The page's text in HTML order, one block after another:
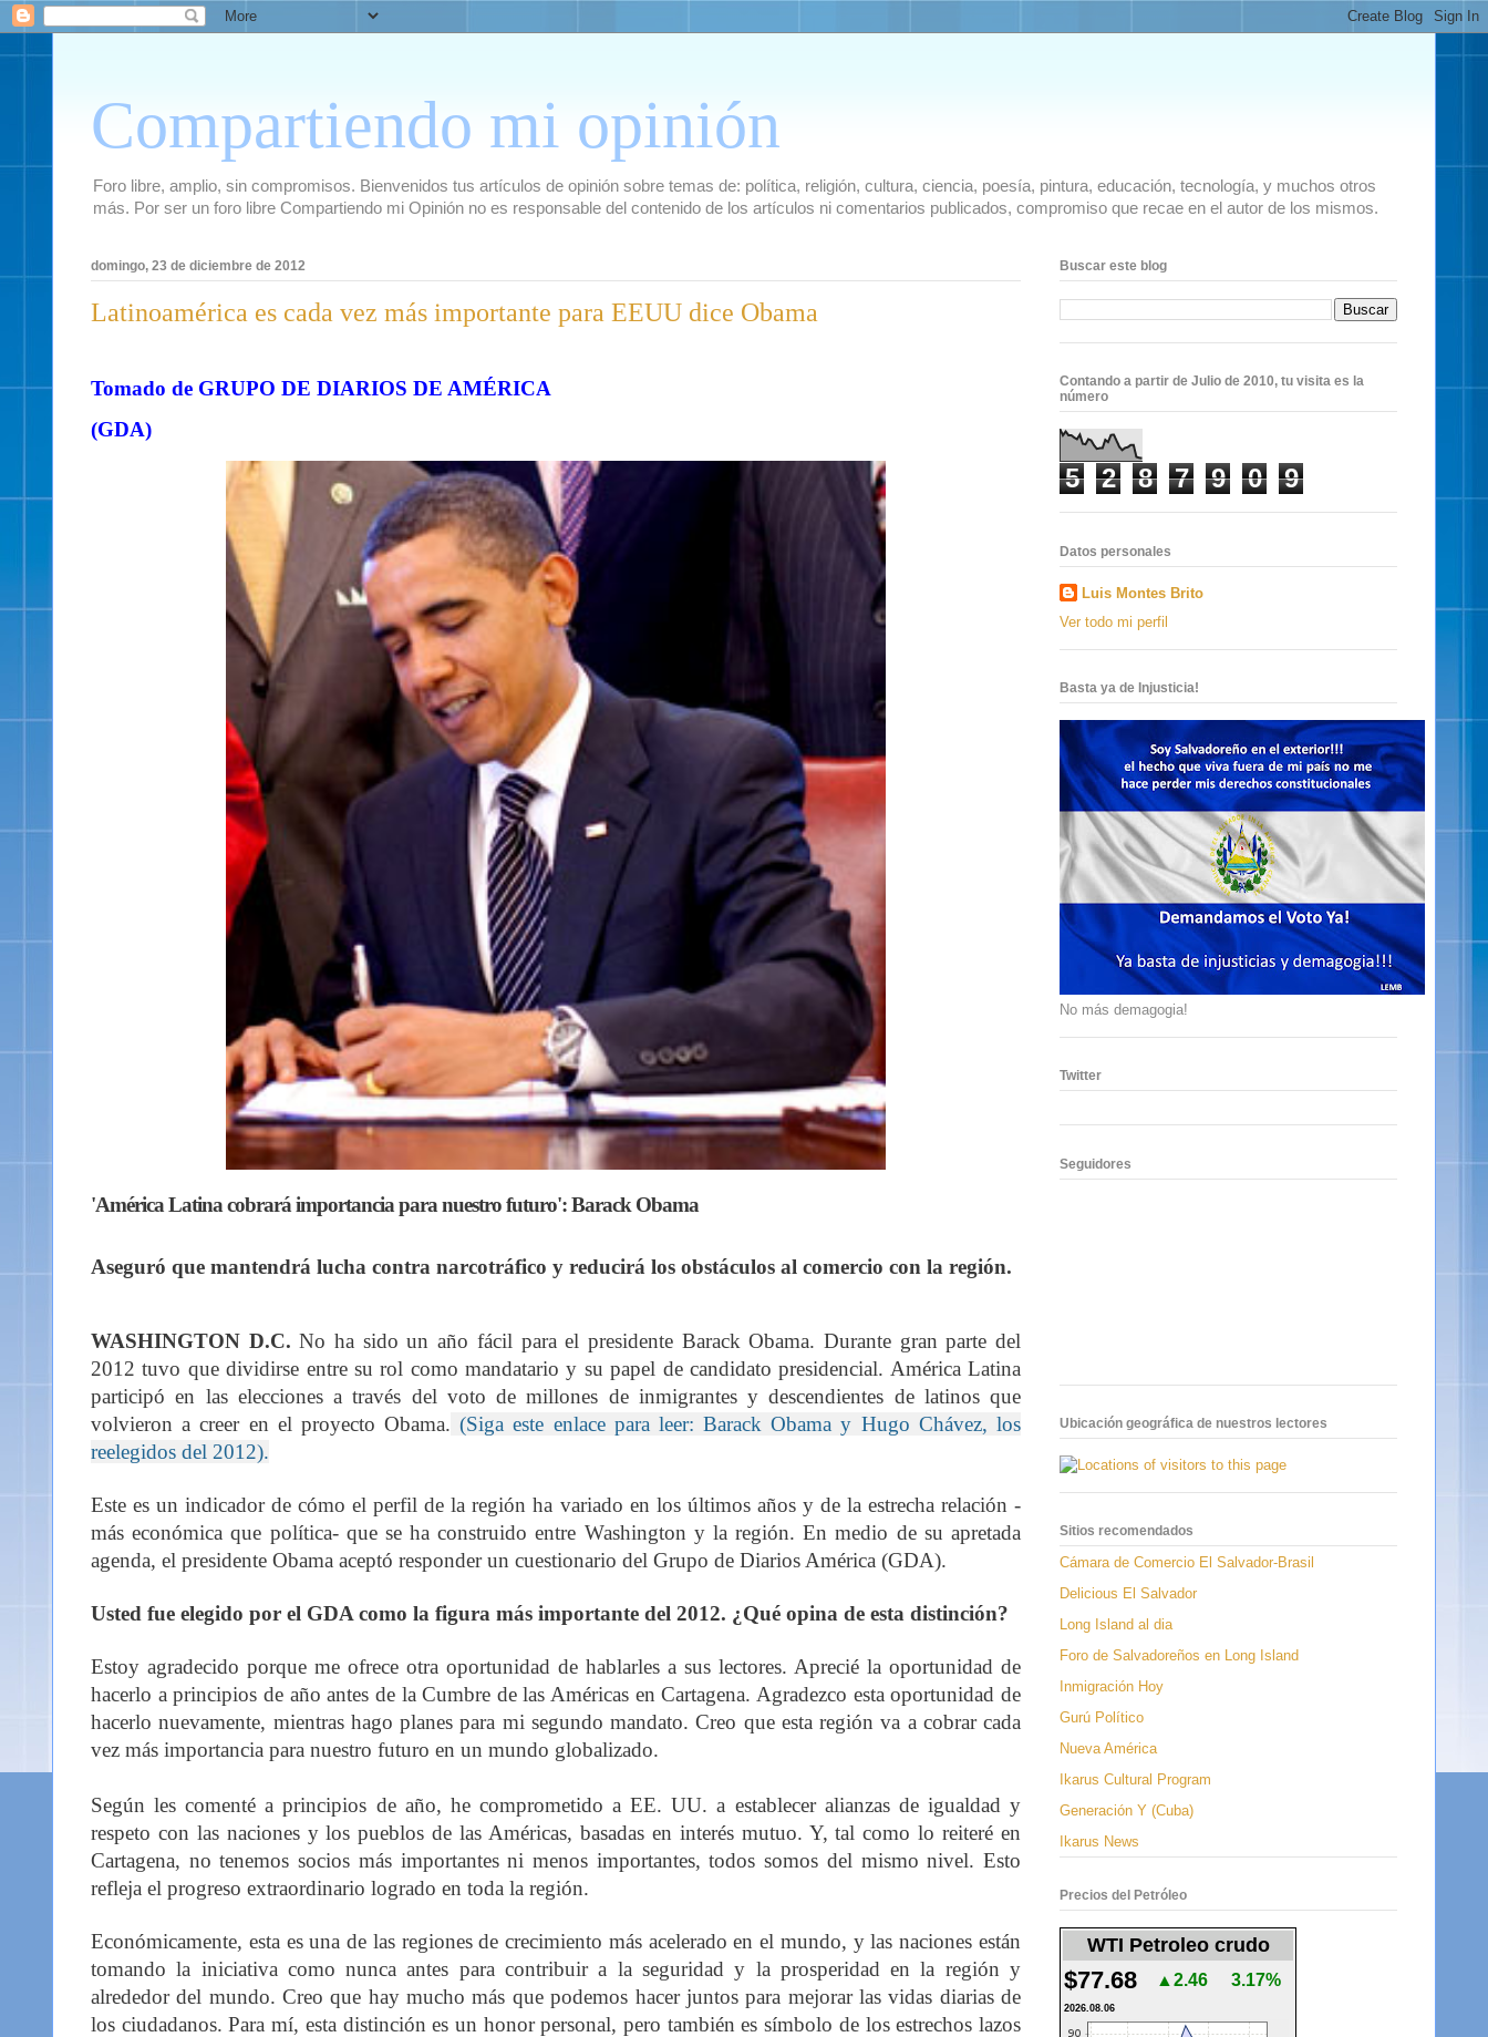
Compartiendo mi opinión
Foro libre, amplio, sin compromisos. Bienvenidos tus artículos de opinión sobre temas de: política, religión, cultura, ciencia, poesía, pintura, educación, tecnología, y muchos otros
más. Por ser un foro libre Compartiendo mi Opinión no es responsable del contenido de los artículos ni comentarios publicados, compromiso que recae en el autor de los mismos.
domingo, 23 de diciembre de 2012
Latinoamérica es cada vez más importante para EEUU dice Obama
Tomado de GRUPO DE DIARIOS DE AMÉRICA
(GDA)
'América Latina cobrará importancia para nuestro futuro': Barack Obama
Aseguró que mantendrá lucha contra narcotráfico y reducirá los obstáculos al comercio con la región.
WASHINGTON D.C. No ha sido un año fácil para el presidente Barack Obama. Durante gran parte del
2012 tuvo que dividirse entre su rol como mandatario y su papel de candidato presidencial. América Latina
participó en las elecciones a través del voto de millones de inmigrantes y descendientes de latinos que
volvieron a creer en el proyecto Obama. (Siga este enlace para leer: Barack Obama y Hugo Chávez, los
reelegidos del 2012).
Este es un indicador de cómo el perfil de la región ha variado en los últimos años y de la estrecha relación -
más económica que política- que se ha construido entre Washington y la región. En medio de su apretada
agenda, el presidente Obama aceptó responder un cuestionario del Grupo de Diarios América (GDA).
Usted fue elegido por el GDA como la figura más importante del 2012. ¿Qué opina de esta distinción?
Estoy agradecido porque me ofrece otra oportunidad de hablarles a sus lectores. Aprecié la oportunidad de
hacerlo a principios de año antes de la Cumbre de las Américas en Cartagena. Agradezco esta oportunidad de
hacerlo nuevamente, mientras hago planes para mi segundo mandato. Creo que esta región va a cobrar cada
vez más importancia para nuestro futuro en un mundo globalizado.
Según les comenté a principios de año, he comprometido a EE. UU. a establecer alianzas de igualdad y
respeto con las naciones y los pueblos de las Américas, basadas en interés mutuo. Y, tal como lo reiteré en
Cartagena, no tenemos socios más importantes ni menos importantes, todos somos del mismo nivel. Esto
refleja el progreso extraordinario logrado en toda la región.
Económicamente, esta es una de las regiones de crecimiento más acelerado en el mundo, y las naciones están
tomando la iniciativa como nunca antes para contribuir a la seguridad y la prosperidad en la región y
alrededor del mundo. Creo que hay mucho más que podemos hacer juntos para mejorar las vidas diarias de
los ciudadanos. Para mí, esta distinción es un honor personal, pero también es símbolo de los estrechos lazos
Buscar este blog
Contando a partir de Julio de 2010, tu visita es la
número
5 2 8 7 9 0 9
Datos personales
Luis Montes Brito
Ver todo mi perfil
Basta ya de Injusticia!
No más demagogia!
Twitter
Seguidores
Ubicación geográfica de nuestros lectores
Sitios recomendados
Cámara de Comercio El Salvador-Brasil
Delicious El Salvador
Long Island al dia
Foro de Salvadoreños en Long Island
Inmigración Hoy
Gurú Político
Nueva América
Ikarus Cultural Program
Generación Y (Cuba)
Ikarus News
Precios del Petróleo
WTI Petroleo crudo
$77.68 ▲2.46 3.17%
2026.08.06